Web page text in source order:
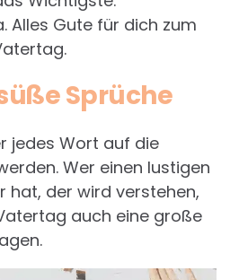
Alles Gute für dich zum
Sprüche
jedes Wort auf die
Wer einen lustigen
hat, der wird verstehen,
auch eine große